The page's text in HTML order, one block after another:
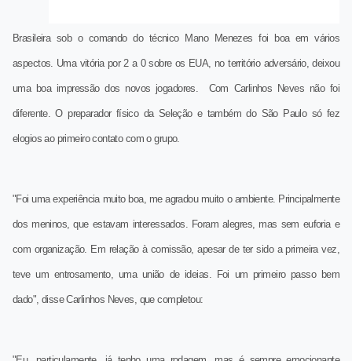
Brasileira sob o comando do técnico Mano Menezes foi boa em vários
aspectos. Uma vitória por 2 a 0 sobre os EUA, no território adversário, deixou
uma boa impressão dos novos jogadores. Com Carlinhos Neves não foi
diferente. O preparador físico da Seleção e também do São Paulo só fez
elogios ao primeiro contato com o grupo.
"Foi uma experiência muito boa, me agradou muito o ambiente. Principalmente
dos meninos, que estavam interessados. Foram alegres, mas sem euforia e
com organização. Em relação à comissão, apesar de ter sido a primeira vez,
teve um entrosamento, uma união de ideias. Foi um primeiro passo bem
dado", disse Carlinhos Neves, que completou: